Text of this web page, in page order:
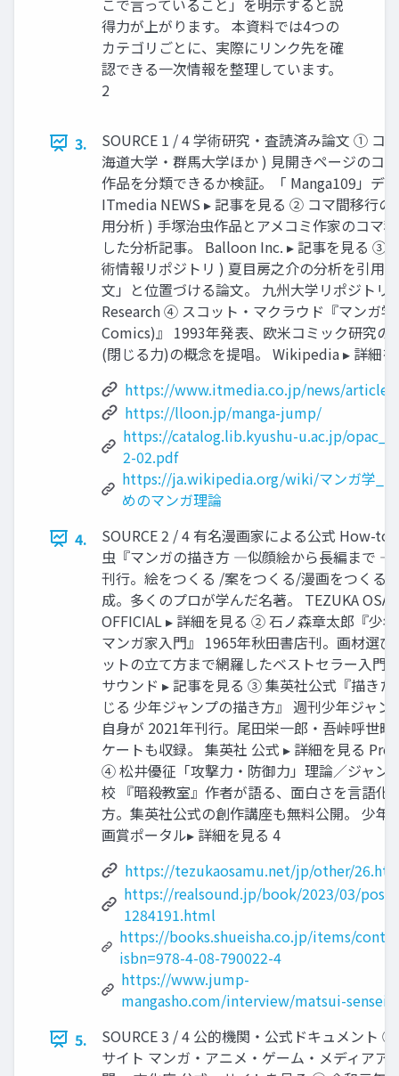
こで言っていること」を明示すると説
得力が上がります。 本資料では4つの
カテゴリごとに、実際にリンク先を確
認できる一次情報を整理しています。
2
3.
SOURCE 1 / 4 学術研究・査読済み論文 ① コ
海道大学・群馬大学ほか ) 見開きページのコ
作品を分類できるか検証。「 Manga109」デ
ITmedia NEWS ▸ 記事を見る ② コマ間移行の
用分析 ) 手塚治虫作品とアメコミ作家のコマ
した分析記事。 Balloon Inc. ▸ 記事を見る ③
術情報リポジトリ ) 夏目房之介の分析を引用
文」と位置づける論文。 九州大学リポジトリ
Research ④ スコット・マクラウド『マンガ
Comics)』 1993年発表、欧米コミック研究の
(閉じる力)の概念を提唱。 Wikipedia ▸ 詳細
https://www.itmedia.co.jp/news/
https://lloon.jp/manga-jump/
https://catalog.lib.kyushu-u.ac.jp/
2-02.pdf
https://ja.wikipedia.org/wiki/マンガ学_マ
めのマンガ理論
4.
SOURCE 2 / 4 有名漫画家による公式 How-
虫『マンガの描き方 ―似顔絵から長編まで ―
刊行。絵をつくる /案をつくる/漫画をつくる
成。多くのプロが学んだ名著。 TEZUKA
OFFICIAL ▸ 詳細を見る ② 石ノ森章太郎『少
マンガ家入門』 1965年秋田書店刊。画材選び
ットの立て方まで網羅したベストセラー入門
サウンド ▸ 記事を見る ③ 集英社公式『描き
じる 少年ジャンプの描き方』 週刊少年ジャン
自身が 2021年刊行。尾田栄一郎・吾峠呼世晴
ケートも収録。 集英社 公式 ▸ 詳細を見る Pro
④ 松井優征「攻撃力・防御力」理論／ジャン
校 『暗殺教室』作者が語る、面白さを言語化
方。集英社公式の創作講座も無料公開。 少年
画賞ポータル▸ 詳細を見る 4
https://tezukaosamu.net/jp/other/
https://realsound.jp/book/2023/03/post-
1284191.html
https://books.shueisha.co.jp/items/
isbn=978-4-08-790022-4
https://www.jump-
mangasho.com/interview/matsui-sensei-
5.
SOURCE 3 / 4 公的機関・公式ドキュメント
サイト マンガ・アニメ・ゲーム・メディアア